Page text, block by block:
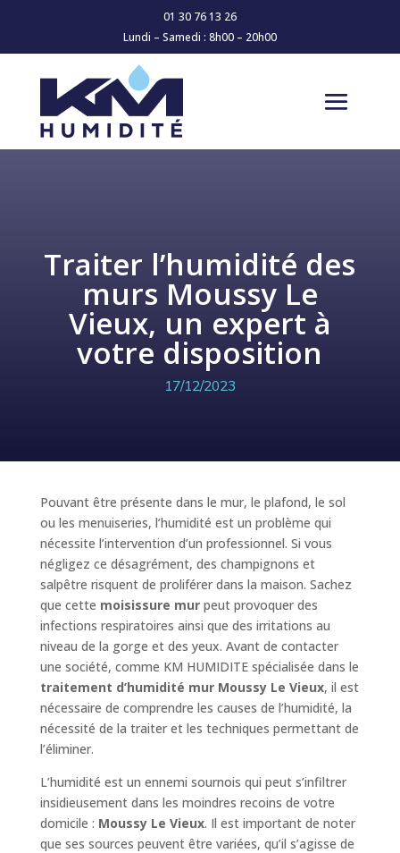
01 30 76 13 26
Lundi – Samedi : 8h00 – 20h00
Traiter l’humidité des
murs Moussy Le
Vieux, un expert à
votre disposition
17/12/2023
Pouvant être présente dans le mur, le plafond, le sol
ou les menuiseries, l’humidité est un problème qui
nécessite l’intervention d’un professionnel. Si vous
négligez ce désagrément, des champignons et
salpêtre risquent de proliférer dans la maison. Sachez
que cette moisissure murpeut provoquer des
infections respiratoires ainsi que des irritations au
niveau de la gorge et des yeux. Avant de contacter
une société, comme KM HUMIDITE spécialisée dans le
traitement d’humidité mur Moussy Le Vieux, il est
nécessaire de comprendre les causes de l’humidité, la
nécessité de la traiter et les techniques permettant de
l’éliminer.
L’humidité est un ennemi sournois qui peut s’infiltrer
insidieusement dans les moindres recoins de votre
domicile : Moussy Le Vieux. Il est important de noter
que ses sources peuvent être variées, qu’il s’agisse de